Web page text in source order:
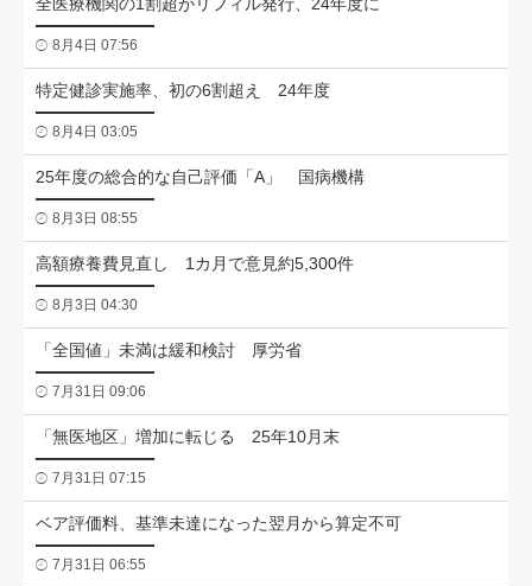
8月4日 07:56
特定健診実施率、初の6割超え 24年度
8月4日 03:05
25年度の総合的な自己評価「A」 国病機構
8月3日 08:55
高額療養費見直し 1カ月で意見約5,300件
8月3日 04:30
「全国値」未満は緩和検討 厚労省
7月31日 09:06
「無医地区」増加に転じる 25年10月末
7月31日 07:15
ベア評価料、基準未達になった翌月から算定不可
7月31日 06:55